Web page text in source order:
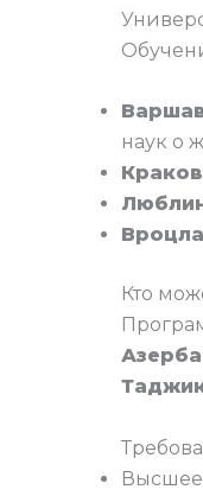
наук о
Краков
Кто
Высшее